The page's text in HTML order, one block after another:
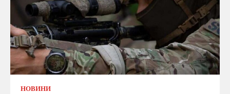
НОВИНИ